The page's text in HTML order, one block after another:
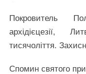
Покровитель
архідієцезії,
тисячоліття.
Спомин святого